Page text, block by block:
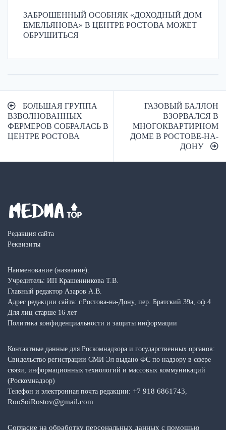
ЗАБРОШЕННЫЙ ОСОБНЯК «ДОХОДНЫЙ ДОМ
ЕМЕЛЬЯНОВА» В ЦЕНТРЕ РОСТОВА МОЖЕТ
ОБРУШИТЬСЯ
Навигация
по
записям
БОЛЬШАЯ ГРУППА
ВЗВОЛНОВАННЫХ
ФЕРМЕРОВ СОБРАЛАСЬ В
ЦЕНТРЕ РОСТОВА
ГАЗОВЫЙ БАЛЛОН
ВЗОРВАЛСЯ В
МНОГОКВАРТИРНОМ
ДОМЕ В РОСТОВЕ-НА-
ДОНУ
Редакция сайта
Реквизиты
Наименование (название):
Учредитель: ИП Крашенникова Т.В.
Главный редактор Азаров А.В.
Адрес редакции сайта: г.Ростова-на-Дону, пер. Братский 39а, оф.4
Для лиц старше 16 лет
Политика конфиденциальности и защиты информации
Контактные данные для Роскомнадзора и государственных органов:
Свидельство регистрации СМИ Эл выдано ФС по надзору в сфере
связи, информационных технологий и массовых коммуникаций
(Роскомнадзор)
Телефон и электронная почта редакции: +7 918 6861743
RooSoiRostov@gmail.com
Согласие на обработку персональных данных с помощью